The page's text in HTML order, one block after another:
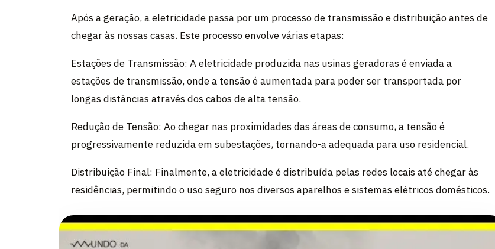
Após a geração, a eletricidade passa por um processo de transmissão e distribuição antes de
chegar às nossas casas. Este processo envolve várias etapas:
Estações de Transmissão: A eletricidade produzida nas usinas geradoras é enviada a
estações de transmissão, onde a tensão é aumentada para poder ser transportada por
longas distâncias através dos cabos de alta tensão.
Redução de Tensão: Ao chegar nas proximidades das áreas de consumo, a tensão é
progressivamente reduzida em subestações, tornando-a adequada para uso residencial.
Distribuição Final: Finalmente, a eletricidade é distribuída pelas redes locais até chegar às
residências, permitindo o uso seguro nos diversos aparelhos e sistemas elétricos domésticos.